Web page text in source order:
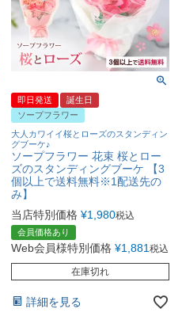
即日発送
誕生日
ソープフラワー
大人カワイイ桜とローズのスタンディン
グブーケ♪
ソープフラワー 花束 桜とロー
ズのスタンディングブーケ 【3
個以上で送料無料※1配送先の
み】
当店特別価格 ¥1,980税込
会員価格あり
Web会員様特別価格 ¥1,881 税込
在庫切れ
詳細を見る